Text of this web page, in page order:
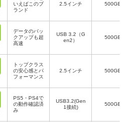
いえばこのブ
ランド
2.5インチ 500GB
データのバッ
クアップも超
高速
USB 3.2（G
en2）
500GB
トップクラス
の安心感とパ
フォーマンス
2.5インチ 500GB
PS5・PS4で
の動作確認済
み
USB3.2(Gen
1接続)
500GB